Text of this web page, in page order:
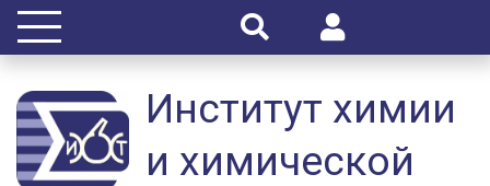
Институт химии
и химической